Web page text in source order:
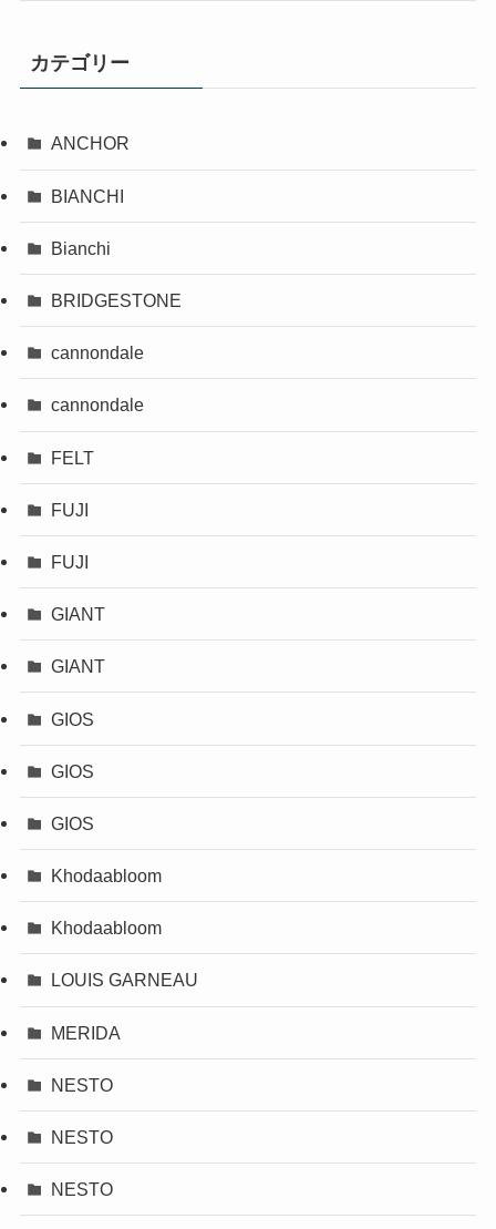
カテゴリー
ANCHOR
BIANCHI
Bianchi
BRIDGESTONE
cannondale
cannondale
FELT
FUJI
FUJI
GIANT
GIANT
GIOS
GIOS
GIOS
Khodaabloom
Khodaabloom
LOUIS GARNEAU
MERIDA
NESTO
NESTO
NESTO